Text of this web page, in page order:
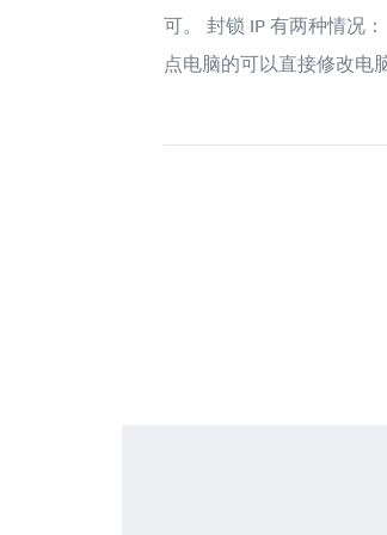
可。 封锁 IP 有两种情况
点电脑的可以直接修改电